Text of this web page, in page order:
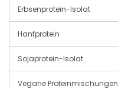
Erbsenprotein-Isolat
Hanfprotein
Sojaprotein-Isolat
Vegane Proteinmischungen